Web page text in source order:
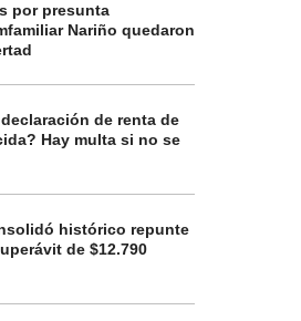
por presunta
Nariño quedaron
de renta de
Hay multa si no se
histórico repunte
de $12.790